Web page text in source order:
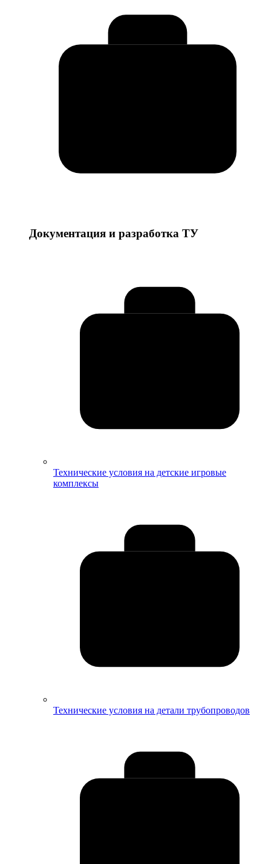
Документация и разработка ТУ
Технические условия на детские игровые
комплексы
Технические условия на детали трубопроводов